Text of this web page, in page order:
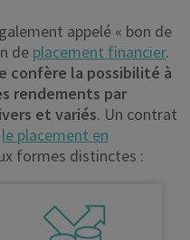
appelé « bon de
de placement financier.
confère la possibilité à
rendements par
et variés. Un contrat
le placement en
formes distinctes :